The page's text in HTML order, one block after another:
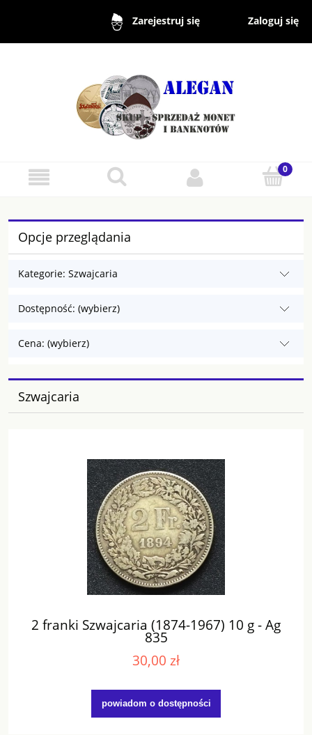
Zarejestruj się Zaloguj się
Opcje przeglądania
Kategorie: Szwajcaria
Dostępność: (wybierz)
Cena: (wybierz)
Szwajcaria
2 franki Szwajcaria (1874-1967) 10 g - Ag
835
30,00 zł
powiadom o dostępności